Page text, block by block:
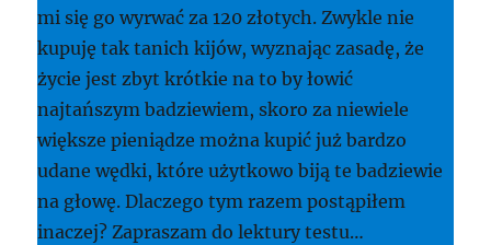
mi się go wyrwać za 120 złotych. Zwykle nie
kupuję tak tanich kijów, wyznając zasadę, że
życie jest zbyt krótkie na to by łowić
najtańszym badziewiem, skoro za niewiele
większe pieniądze można kupić już bardzo
udane wędki, które użytkowo biją te badziewie
na głowę. Dlaczego tym razem postąpiłem
inaczej? Zapraszam do lektury testu…